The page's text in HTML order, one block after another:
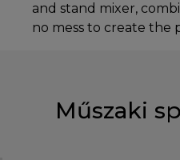
and stand mixer,
no mess to create the
Műszaki